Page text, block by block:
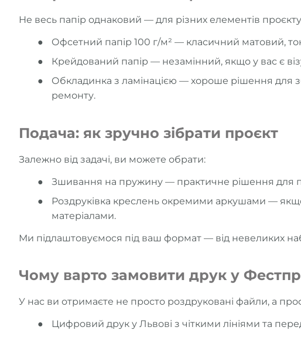
Не весь папір однаковий — для різних елементів проєкту
Офсетний папір 100 г/м² — класичний матовий,
Крейдований папір — незамінний, якщо у вас є
Обкладинка з ламінацією — хороше рішення для
ремонту.
Подача: як зручно зібрати проєкт
Залежно від задачі, ви можете обрати:
Зшивання на пружину — практичне рішення для
Роздруківка креслень окремими аркушами —
матеріалами.
Ми підлаштовуємося під ваш формат — від невеликих
Чому варто замовити друк у
У нас ви отримаєте не просто роздруковані файли, а
Цифровий друк у Львові з чіткими лініями та